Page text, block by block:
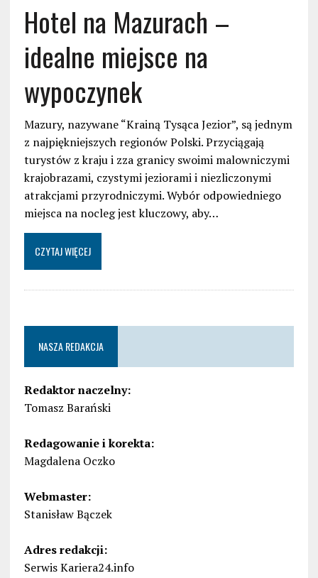
Hotel na Mazurach –
idealne miejsce na
wypoczynek
Mazury, nazywane “Krainą Tysąca Jezior”, są jednym
z najpiękniejszych regionów Polski. Przyciągają
turystów z kraju i zza granicy swoimi malowniczymi
krajobrazami, czystymi jeziorami i niezliczonymi
atrakcjami przyrodniczymi. Wybór odpowiedniego
miejsca na nocleg jest kluczowy, aby…
CZYTAJ WIĘCEJ
NASZA REDAKCJA
Redaktor naczelny:
Tomasz Barański
Redagowanie i korekta:
Magdalena Oczko
Webmaster:
Stanisław Bączek
Adres redakcji:
Serwis Kariera24.info